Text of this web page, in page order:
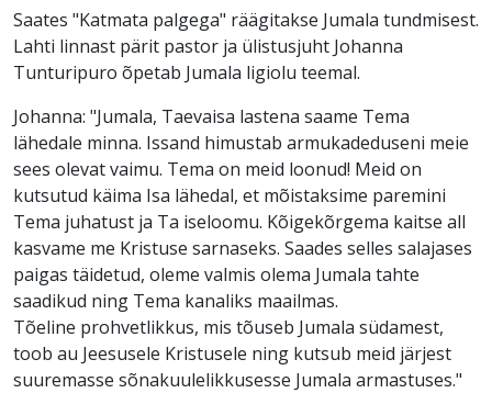
Saates "Katmata palgega" räägitakse Jumala tundmisest.
Lahti linnast pärit pastor ja ülistusjuht Johanna
Tunturipuro õpetab Jumala ligiolu teemal.
Johanna: "Jumala, Taevaisa lastena saame Tema
lähedale minna. Issand himustab armukadeduseni meie
sees olevat vaimu. Tema on meid loonud! Meid on
kutsutud käima Isa lähedal, et mõistaksime paremini
Tema juhatust ja Ta iseloomu. Kõigekõrgema kaitse all
kasvame me Kristuse sarnaseks. Saades selles salajases
paigas täidetud, oleme valmis olema Jumala tahte
saadikud ning Tema kanaliks maailmas.
Tõeline prohvetlikkus, mis tõuseb Jumala südamest,
toob au Jeesusele Kristusele ning kutsub meid järjest
suuremasse sõnakuulelikkusesse Jumala armastuses."